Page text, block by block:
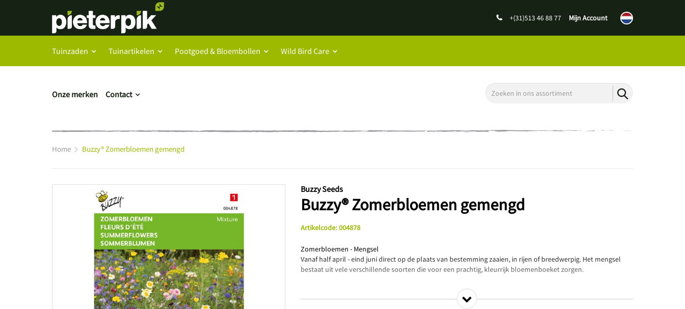
+(31)513 46 88 77 Mijn Account
Tuinzaden Tuinartikelen Pootgoed & Bloembollen Wild Bird Care
Onze merken Contact
Home Buzzy® Zomerbloemen gemengd
Buzzy Seeds
Buzzy® Zomerbloemen gemengd
Artikelcode: 004878
Zomerbloemen - Mengsel
Vanaf half april - eind juni direct op de plaats van bestemming zaaien, in rijen of breedwerpig. Het mengsel
bestaat uit vele verschillende soorten die voor een prachtig, kleurrijk bloemenboeket zorgen.
Productkenmerken